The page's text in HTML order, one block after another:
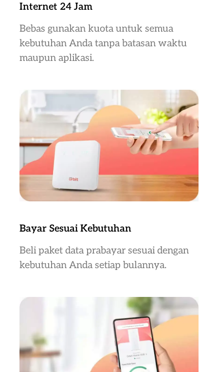
Internet 24 Jam
Bebas gunakan kuota untuk semua
kebutuhan Anda tanpa batasan waktu
maupun aplikasi.
Bayar Sesuai Kebutuhan
Beli paket data prabayar sesuai dengan
kebutuhan Anda setiap bulannya.